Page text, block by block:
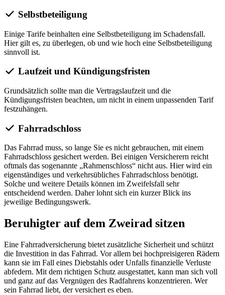
Selbstbeteiligung
Einige Tarife beinhalten eine Selbstbeteiligung im Schadensfall.
Hier gilt es, zu überlegen, ob und wie hoch eine Selbstbeteiligung
sinnvoll ist.
Laufzeit und Kündigungsfristen
Grundsätzlich sollte man die Vertragslaufzeit und die
Kündigungsfristen beachten, um nicht in einem unpassenden Tarif
festzuhängen.
Fahrradschloss
Das Fahrrad muss, so lange Sie es nicht gebrauchen, mit einem
Fahrradschloss gesichert werden. Bei einigen Versicherern reicht
oftmals das sogenannte „Rahmenschloss“ nicht aus. Hier wird ein
eigenständiges und verkehrsübliches Fahrradschloss benötigt.
Solche und weitere Details können im Zweifelsfall sehr
entscheidend werden. Daher lohnt sich ein kurzer Blick ins
jeweilige Bedingungswerk.
Beruhigter auf dem Zweirad sitzen
Eine Fahrradversicherung bietet zusätzliche Sicherheit und schützt
die Investition in das Fahrrad. Vor allem bei hochpreisigeren Rädern
kann sie im Fall eines Diebstahls oder Unfalls finanzielle Verluste
abfedern. Mit dem richtigen Schutz ausgestattet, kann man sich voll
und ganz auf das Vergnügen des Radfahrens konzentrieren. Wer
sein Fahrrad liebt, der versichert es eben.